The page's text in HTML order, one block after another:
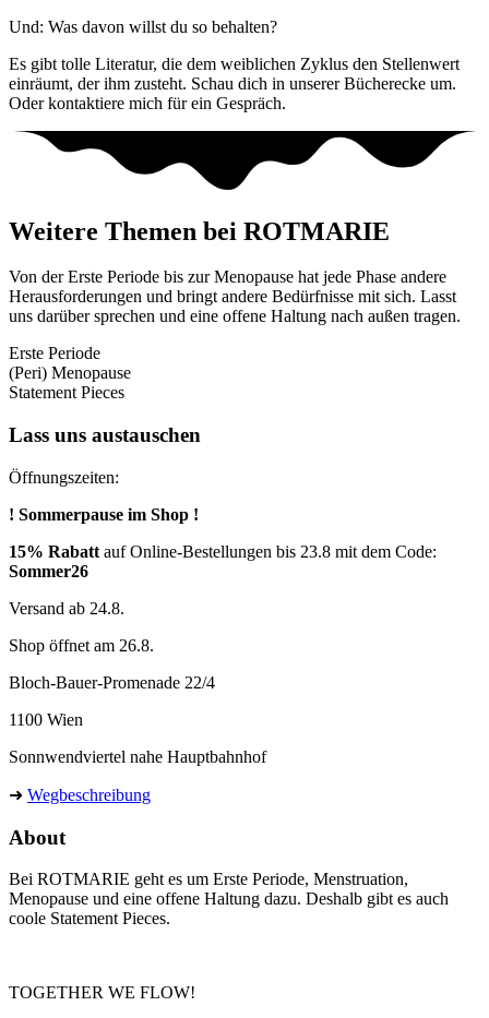
Und: Was davon willst du so behalten?
Es gibt tolle Literatur, die dem weiblichen Zyklus den Stellenwert
einräumt, der ihm zusteht. Schau dich in unserer Bücherecke um.
Oder kontaktiere mich für ein Gespräch.
Weitere Themen bei ROTMARIE
Von der Erste Periode bis zur Menopause hat jede Phase andere
Herausforderungen und bringt andere Bedürfnisse mit sich. Lasst
uns darüber sprechen und eine offene Haltung nach außen tragen.
Erste Periode
(Peri) Menopause
Statement Pieces
Lass uns austauschen
Öffnungszeiten:
! Sommerpause im Shop !
15% Rabatt auf Online-Bestellungen bis 23.8 mit dem Code:
Sommer26
Versand ab 24.8.
Shop öffnet am 26.8.
Bloch-Bauer-Promenade 22/4
1100 Wien
Sonnwendviertel nahe Hauptbahnhof
➜ Wegbeschreibung
About
Bei ROTMARIE geht es um Erste Periode, Menstruation,
Menopause und eine offene Haltung dazu. Deshalb gibt es auch
coole Statement Pieces.
TOGETHER WE FLOW!